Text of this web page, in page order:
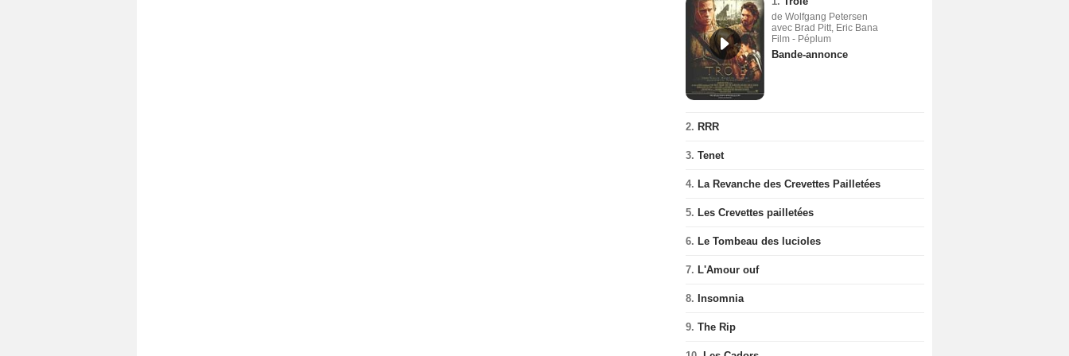
de Wolfgang Petersen
avec Brad Pitt, Eric Bana
Film - Péplum
Bande-annonce
2. RRR
3. Tenet
4. La Revanche des Crevettes Pailletées
5. Les Crevettes pailletées
6. Le Tombeau des lucioles
7. L'Amour ouf
8. Insomnia
9. The Rip